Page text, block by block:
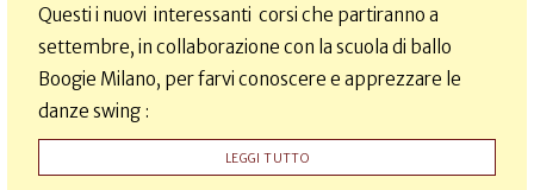
Questi i nuovi interessanti corsi che partiranno a
settembre, in collaborazione con la scuola di ballo
Boogie Milano, per farvi conoscere e apprezzare le
danze swing :
LEGGI TUTTO